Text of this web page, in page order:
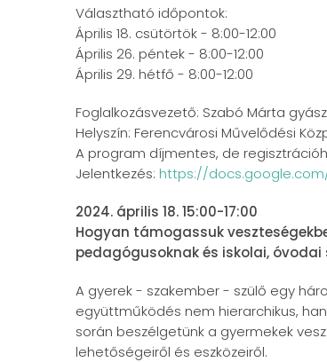
Választható időpontok:
Április 18. csütörtök - 8:00-12:00
Április 26. péntek - 8:00-12:00
Április 29. hétfő - 8:00-12:00
Foglalkozásvezető: Szabó Márta
Helyszín: Ferencvárosi Művelődési
A program díjmentes, de
Jelentkezés:https://docs.google.com/
2024. április 18. 15:00-17:00
Hogyan támogassuk
pedagógusoknak és iskolai,
A gyerek - szakember - szülő egy
együttműködés nem hierarchikus,
során beszélgetünk a gyermekek
lehetőségeiről és eszközeiről.